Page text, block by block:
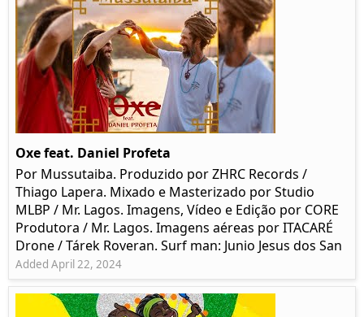
Oxe feat. Daniel Profeta
Por Mussutaiba. Produzido por ZHRC Records /
Thiago Lapera. Mixado e Masterizado por Studio
MLBP / Mr. Lagos. Imagens, Vídeo e Edição por CORE
Produtora / Mr. Lagos. Imagens aéreas por ITACARÉ
Drone / Tárek Roveran. Surf man: Junio Jesus dos San
Added April 22, 2024